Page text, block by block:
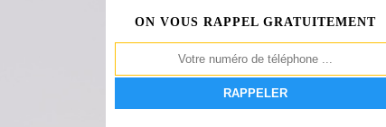
ON VOUS RAPPEL GRATUITEMENT